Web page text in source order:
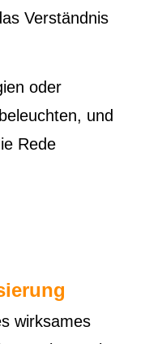
Verständnis
oder
und
Rede
wirksames